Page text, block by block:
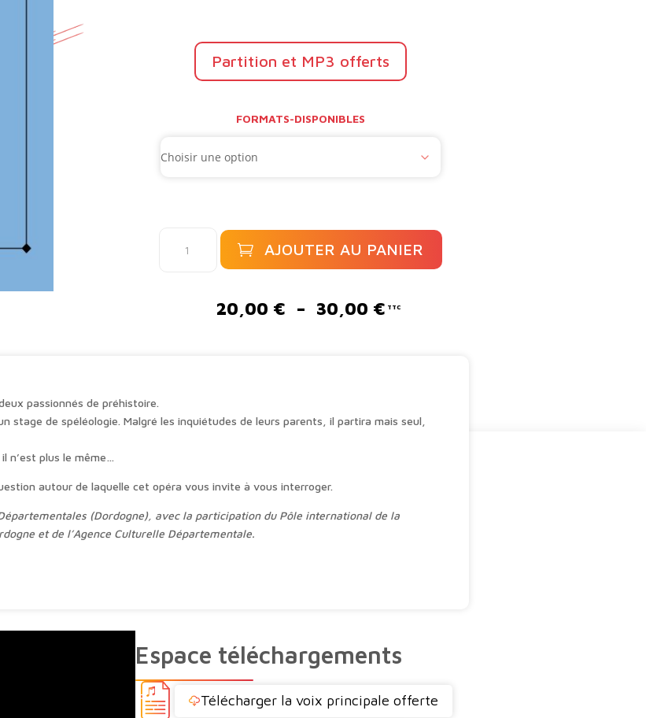
Partition et MP3 offerts
FORMATS-DISPONIBLES
AJOUTER AU PANIER
t
i
:
20,00 € – 30,00 €Plage
passionnés de préhistoire.
stage de spéléologie. Malgré les inquiétudes de leurs parents, il partira mais seul,
n’est plus le même…
autour de laquelle cet opéra vous invite à vous interroger.
(Dordogne), avec la participation du Pôle international de la
et de l’Agence Culturelle Départementale.
Espace téléchargements
Télécharger la voix principale offerte